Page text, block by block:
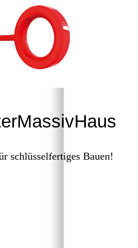
Bauen!